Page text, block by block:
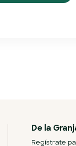
De la
Regístrate